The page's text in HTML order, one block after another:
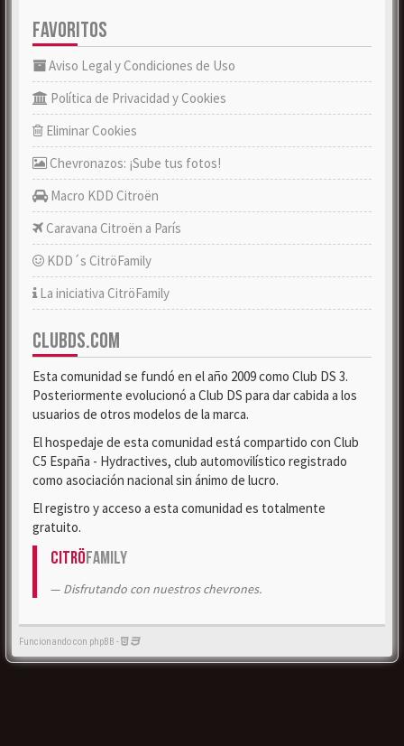
FAVORITOS
Aviso Legal y Condiciones de Uso
Política de Privacidad y Cookies
Eliminar Cookies
Chevronazos: ¡Sube tus fotos!
Macro KDD Citroën
Caravana Citroën a París
KDD´s CitröFamily
La iniciativa CitröFamily
CLUBDS.COM
Esta comunidad se fundó en el año 2009 como Club DS 3.
Posteriormente evolucionó a Club DS para dar cabida a los
usuarios de otros modelos de la marca.
El hospedaje de esta comunidad está compartido con Club
C5 España - Hydractives, club automovilístico registrado
como asociación nacional sin ánimo de lucro.
El registro y acceso a esta comunidad es totalmente
gratuito.
CitröFamily
Disfrutando con nuestros chevrones.
Funcionando con phpBB -